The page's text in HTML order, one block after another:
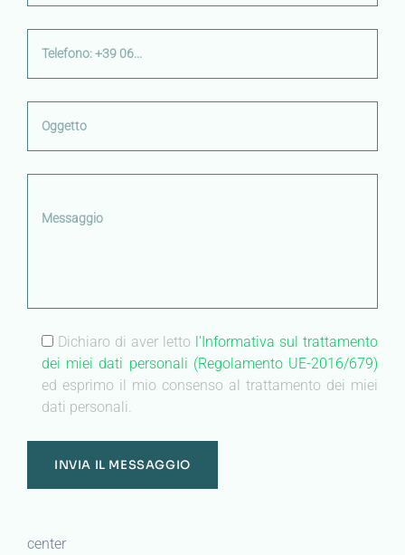
Dichiaro di aver letto l'Informativa sul trattamento
dei miei dati personali (Regolamento UE-2016/679)
ed esprimo il mio consenso al trattamento dei miei
dati personali.
center